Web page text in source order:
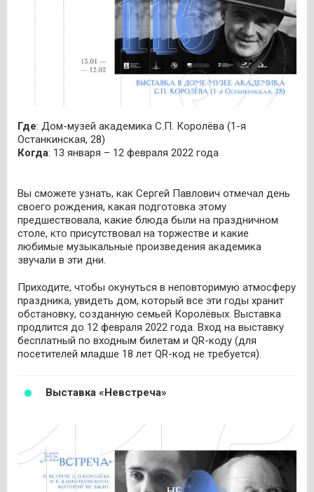
Где: Дом-музей академика С.П. Королёва (1-я
Останкинская, 28)
Когда: 13 января – 12 февраля 2022 года
Вы сможете узнать, как Сергей Павлович отмечал день
своего рождения, какая подготовка этому
предшествовала, какие блюда были на праздничном
столе, кто присутствовал на торжестве и какие
любимые музыкальные произведения академика
звучали в эти дни.
Приходите, чтобы окунуться в неповторимую атмосферу
праздника, увидеть дом, который все эти годы хранит
обстановку, созданную семьей Королёвых. Выставка
продлится до 12 февраля 2022 года. Вход на выставку
бесплатный по входным билетам и QR-коду (для
посетителей младше 18 лет QR-код не требуется).
Выставка «Невстреча»